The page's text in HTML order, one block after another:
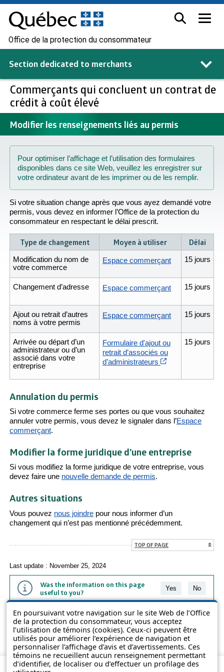
En poursuivant votre navigation sur le site Web de l’Office
de la protection du consommateur, vous acceptez
l’utilisation de témoins (cookies). Ceux-ci peuvent être
utilisés pour améliorer l’expérience de navigation et
personnaliser l’affichage d’avis et d’avertissements. Ces
témoins ne recueillent aucun renseignement permettant
d’identifier, de localiser ou d’effectuer un profilage des
Office de la protection du consommateur
Section dedicated to merchants
Commerçants qui concluent un contrat de
crédit à coût élevé
Modifier les renseignements liés au permis
Pour optimiser l’affichage et l’utilisation des formulaires
disponibles dans ce site Web, veuillez les enregistrer sur
votre ordinateur avant de les imprimer ou de les remplir.
Si votre situation change après que vous ayez demandé votre
permis, vous devez en informer l’Office de la protection du
consommateur en respectant le délai prescrit.
Type de changement Moyen à utiliser Délai
Modification du nom de
votre commerce
Espace commerçant 15 jours
Changement d’adresse Espace commerçant 15 jours
Ajout ou retrait d’autres
noms à votre permis
Espace commerçant 15 jours
Arrivée ou départ d’un
administrateur ou d’un
associé dans votre
entreprise
Formulaire d'ajout ou
retrait d’associés ou
d’administrateurs
Cet hyperlien
15 jours
Annulation du permis
Si votre commerce ferme ses portes ou que vous souhaitez
annuler votre permis, vous devez le signaler dans l’Espace
commerçant.
Modifier la forme juridique d’une entreprise
Si vous modifiez la forme juridique de votre entreprise, vous
devez faire une nouvelle demande de permis.
Autres situations
Vous pouvez nous joindre pour nous informer d’un
changement qui n’est pas mentionné précédemment.
TOP OF PAGE
Last update : November 25, 2024
Was the information on this page
useful to you?
Yes No
The information contained on this page is presented in simple terms to
make it easier to understand. It does not replace the texts of the laws
and regulations.